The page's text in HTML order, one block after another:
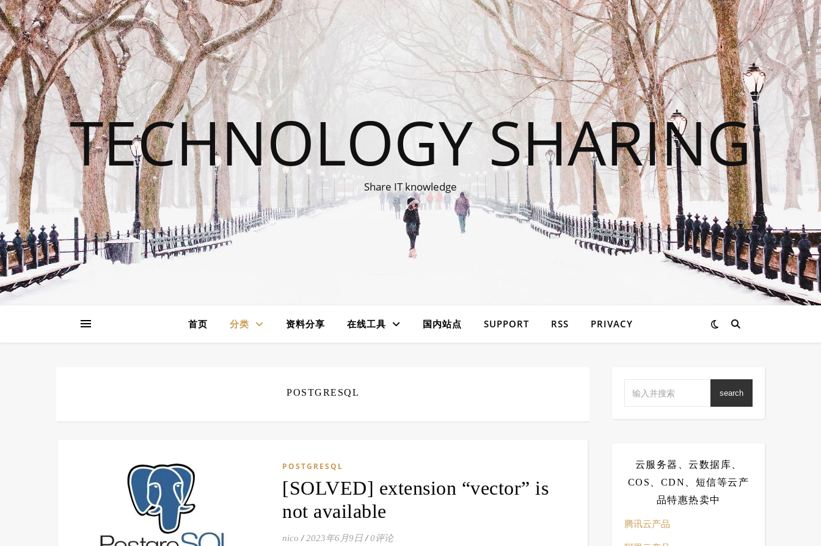
TECHNOLOGY SHARING
Share IT knowledge
首页 分类 资料分享 在线工具 国内站点 SUPPORT RSS PRIVACY
POSTGRESQL
POSTGRESQL
[SOLVED] extension “vector” is
not available
nico / 2023年6月9日 / 0评论
search
云服务器、云数据库、
COS、CDN、短信等云产
品特惠热卖中
腾讯云产品